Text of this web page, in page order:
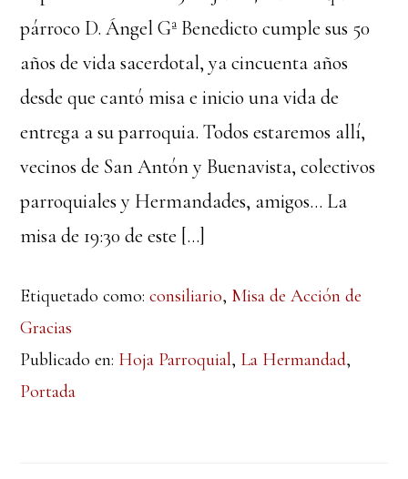
párroco D. Ángel Gª Benedicto cumple sus 50
años de vida sacerdotal, ya cincuenta años
desde que cantó misa e inicio una vida de
entrega a su parroquia. Todos estaremos allí,
vecinos de San Antón y Buenavista, colectivos
parroquiales y Hermandades, amigos… La
misa de 19:30 de este […]
Etiquetado como:consiliario, Misa de Acción de
Gracias
Publicado en: Hoja Parroquial, La Hermandad,
Portada